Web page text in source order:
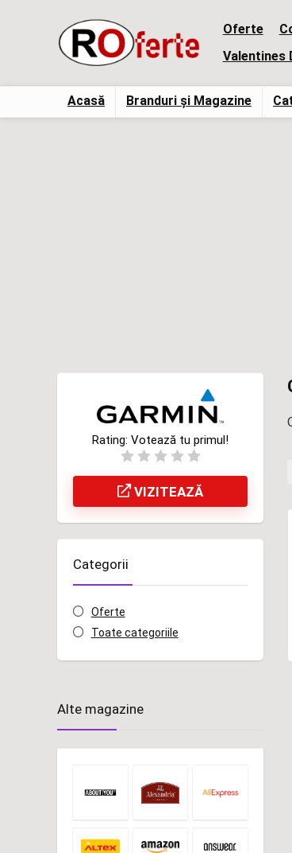
Oferte
Valentines
Acasă Branduri și Magazine
Rating: Votează tu primul!
VIZITEAZĂ
Categorii
Oferte
Toate categoriile
Alte magazine